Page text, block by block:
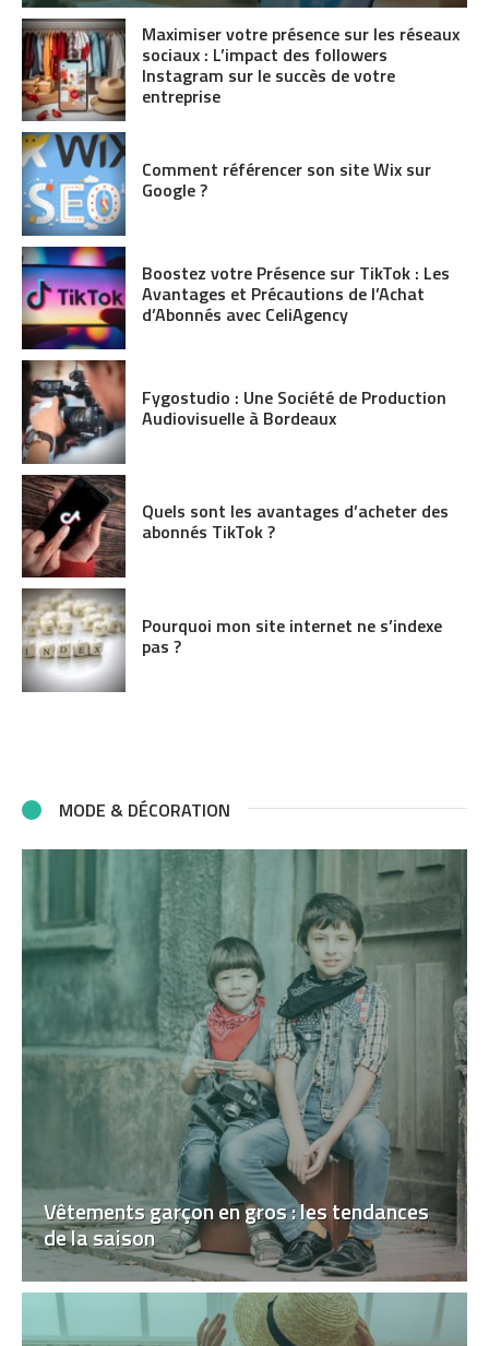
Maximiser votre présence sur les réseaux
sociaux : L’impact des followers
Instagram sur le succès de votre
entreprise
Comment référencer son site Wix sur
Google ?
Boostez votre Présence sur TikTok : Les
Avantages et Précautions de l’Achat
d’Abonnés avec CeliAgency
Fygostudio : Une Société de Production
Audiovisuelle à Bordeaux
Quels sont les avantages d’acheter des
abonnés TikTok ?
Pourquoi mon site internet ne s’indexe
pas ?
MODE & DÉCORATION
Vêtements garçon en gros : les tendances
de la saison